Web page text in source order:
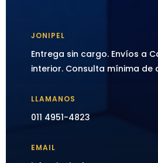
JONIPEL
Entrega sin cargo. Envíos a
interior. Consulta mínima de
LLAMANOS
011 4951-4823
EMAIL